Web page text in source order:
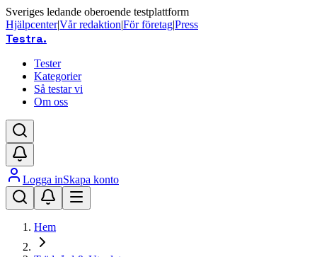
Sveriges ledande oberoende testplattform
Hjälpcenter|Vår redaktion|För företag|Press
Testra.
Tester
Kategorier
Så testar vi
Om oss
Logga inSkapa konto
Hem